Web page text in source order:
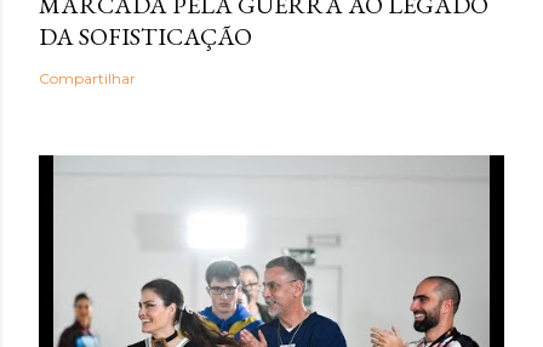
DA SOFISTICAÇÃO
Compartilhar